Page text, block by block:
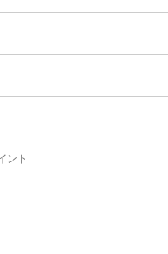
ント